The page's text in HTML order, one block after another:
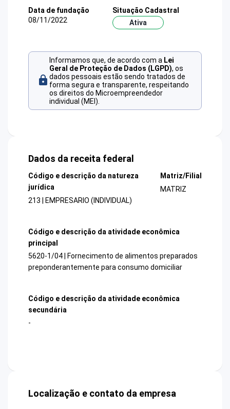
Data de fundação
08/11/2022
Situação Cadastral
Ativa
Informamos que, de acordo com a Lei
Geral de Proteção de Dados (LGPD), os
dados pessoais estão sendo tratados de
forma segura e transparente, respeitando
os direitos do Microempreendedor
individual (MEI).
Dados da receita federal
Código e descrição da natureza
jurídica
213 | EMPRESARIO (INDIVIDUAL)
Matriz/Filial
MATRIZ
Código e descrição da atividade econômica
principal
5620-1/04 | Fornecimento de alimentos preparados
preponderantemente para consumo domiciliar
Código e descrição da atividade econômica
secundária
-
Localização e contato da empresa